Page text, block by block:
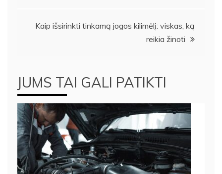
Kaip išsirinkti tinkamą jogos kilimėlį: viskas, ką
reikia žinoti
JUMS TAI GALI PATIKTI